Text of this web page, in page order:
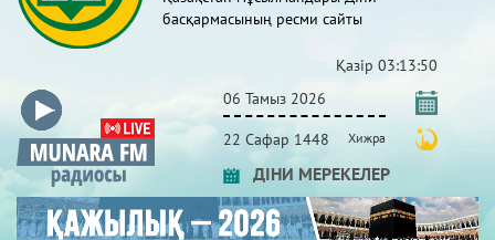
басқармасының ресми сайты
Қазір 03:13:51
06 Тамыз 2026
22 Сафар 1448 Хижра
ДІНИ МЕРЕКЕЛЕР